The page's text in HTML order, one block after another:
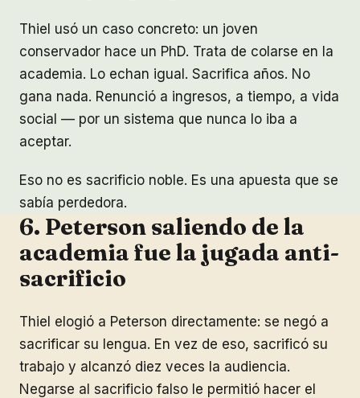
Thiel usó un caso concreto: un joven
conservador hace un PhD. Trata de colarse en la
academia. Lo echan igual. Sacrifica años. No
gana nada. Renunció a ingresos, a tiempo, a vida
social — por un sistema que nunca lo iba a
aceptar.
Eso no es sacrificio noble. Es una apuesta que se
sabía perdedora.
6. Peterson saliendo de la
academia fue la jugada anti-
sacrificio
Thiel elogió a Peterson directamente: se negó a
sacrificar su lengua. En vez de eso, sacrificó su
trabajo y alcanzó diez veces la audiencia.
Negarse al sacrificio falso le permitió hacer el